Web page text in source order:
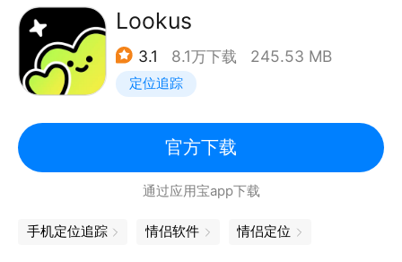
只你可见；
心情日记：记录每天发生的点点滴滴，异地恋也能随时
发现TA的心情变化；
恋爱清单：和TA一起打卡100件小事，让恋爱充满仪
距离查看：实时定位回放轨迹，安全感满满；
恋爱互动：抓娃娃、扭蛋、五子棋、拼图比拼多个情侣
互动小游戏，让异地恋更加甜蜜；
【365心动计划】
Lookus
3.1 8.1万下载 245.53 MB
定位追踪
官方下载
通过应用宝app下载
手机定位追踪 情侣软件 情侣定位